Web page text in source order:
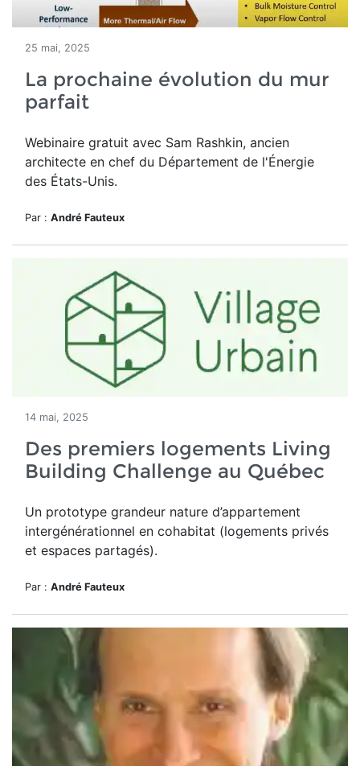
25 mai, 2025
La prochaine évolution du mur
parfait
Webinaire gratuit avec Sam Rashkin, ancien
architecte en chef du Département de l'Énergie
des États-Unis.
Par : André Fauteux
14 mai, 2025
Des premiers logements Living
Building Challenge au Québec
Un prototype grandeur nature d’appartement
intergénérationnel en cohabitat (logements privés
et espaces partagés).
Par : André Fauteux